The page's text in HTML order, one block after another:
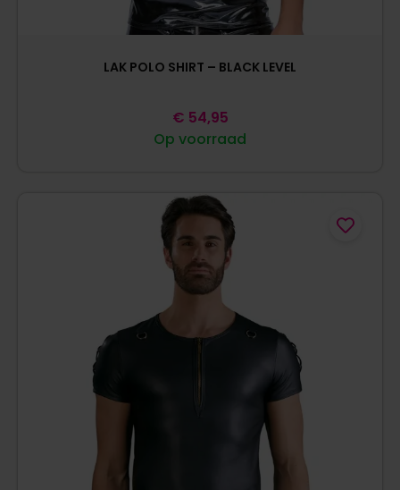
LAK POLO SHIRT – BLACK LEVEL
Op voorraad
€ 54,95